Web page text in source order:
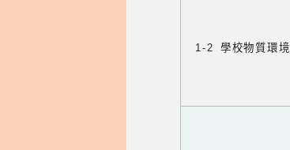
1-2 學校物質環境